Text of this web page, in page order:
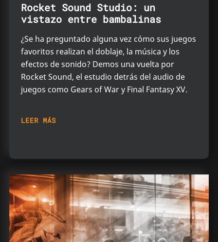
Rocket Sound Studio: un
vistazo entre bambalinas
¿Se ha preguntado alguna vez cómo sus juegos
favoritos realizan el doblaje, la música y los
efectos de sonido? Demos una vuelta por
Rocket Sound, el estudio detrás del audio de
juegos como Gears of War y Final Fantasy XV.
LEER MÁS